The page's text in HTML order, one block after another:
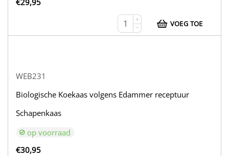
€29,95
+
−
VOEG TOE
WEB231
Biologische Koekaas volgens Edammer receptuur
Schapenkaas
op voorraad
€30,95